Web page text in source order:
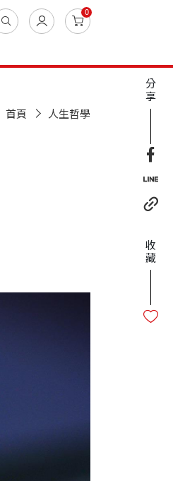
0
首頁 人生哲學
分
享
收
藏